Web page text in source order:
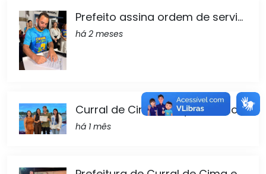
Prefeito assina ordem de servi...
há 2 meses
Curral de Cima conquista Selo...
há 1 mês